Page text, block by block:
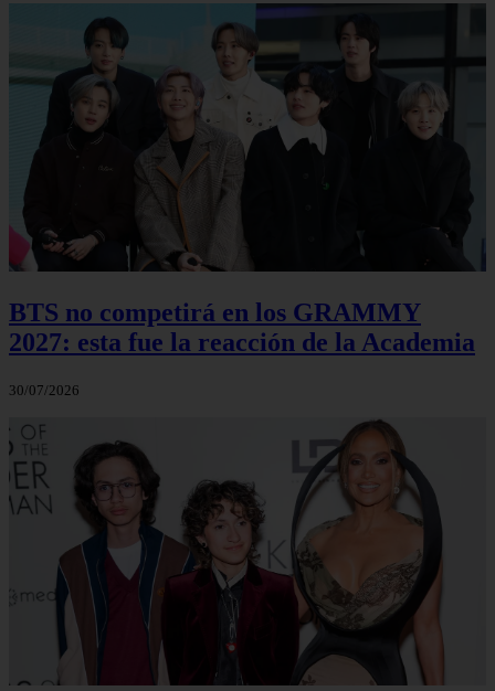
BTS no competirá en los GRAMMY
2027: esta fue la reacción de la Academia
30/07/2026